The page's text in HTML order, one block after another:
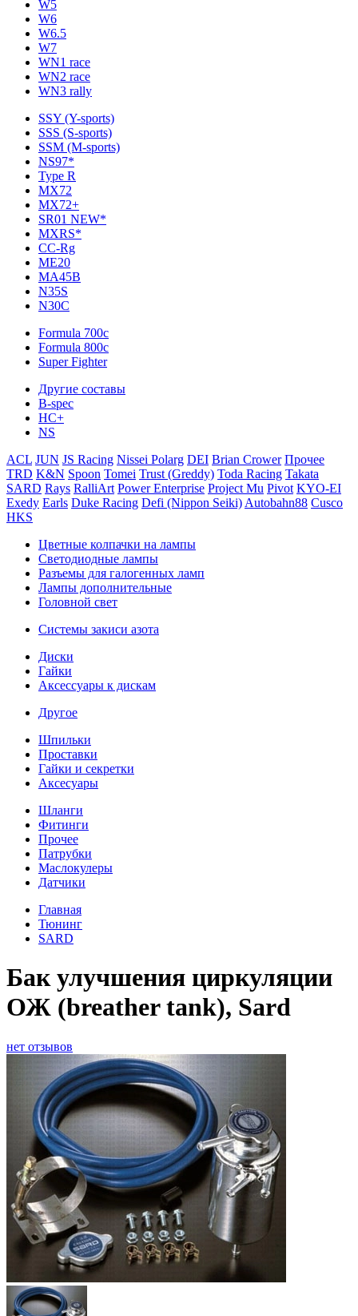
W5
W6
W6.5
W7
WN1 race
WN2 race
WN3 rally
SSY (Y-sports)
SSS (S-sports)
SSM (M-sports)
NS97*
Type R
MX72
MX72+
SR01 NEW*
MXRS*
CC-Rg
ME20
MA45B
N35S
N30C
Formula 700c
Formula 800c
Super Fighter
Другие составы
B-spec
HC+
NS
ACL JUN JS Racing Nissei Polarg DEI Brian Crower Прочее
TRD K&N Spoon Tomei Trust (Greddy) Toda Racing Takata
SARD Rays RalliArt Power Enterprise Project Mu Pivot KYO-EI
Exedy Earls Duke Racing Defi (Nippon Seiki) Autobahn88 Cusco
HKS
Цветные колпачки на лампы
Светодиодные лампы
Разъемы для галогенных ламп
Лампы дополнительные
Головной свет
Системы закиси азота
Диски
Гайки
Аксессуары к дискам
Другое
Шпильки
Проставки
Гайки и секретки
Аксесуары
Шланги
Фитинги
Прочее
Патрубки
Маслокулеры
Датчики
Главная
Тюнинг
SARD
Бак улучшения циркуляции
ОЖ (breather tank), Sard
нет отзывов